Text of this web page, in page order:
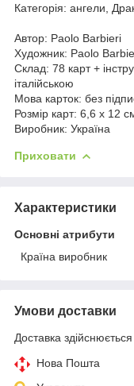
Категорія: ангели,
Автор: Paolo Barbieri
Художник: Paolo
Склад: 78 карт +
італійською
Мова карток: без
Розмір карт: 6,6 х 12
Виробник: Україна
Приховати
Характеристики
Основні атрибути
Країна виробник
Умови доставки
Доставка
Нова Пошта